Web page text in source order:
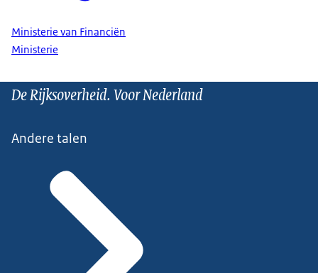
Ministerie van Financiën
Ministerie
De Rijksoverheid. Voor Nederland
Andere talen